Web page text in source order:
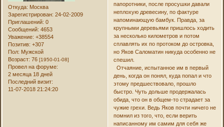
Откуда: Москва
Зарегистрирован: 24-02-2009
Приглашений: 0
Сообщений: 4653
Уважение: +38554
Позитив: +307
Пол: Мужской
Возраст: 76[1950-01-08]
Провел на форуме:
2 месяца 18 дней
Последний визит:
11-07-2018 21:24:20
папоротники, после просушки давали
неплохую древесину, по фактуре
напоминающую бамбук. Правда, за
крупными деревьями пришлось ходить
за несколько километров и потом
сплавлять их по протоком до островка,
но Яков Саломатин никуда особенно не
спешил.
Отчаяние, испытанное им в первый
день, когда он понял, куда попал и что
этому предшествовало, прошло
быстро. Чуть дольше продержалась
обида, что он в общем-то страдает за
чужие грехи. Ведь Яков почти ничего не
помнил из того, что, если верить
написанному им самим для себя же